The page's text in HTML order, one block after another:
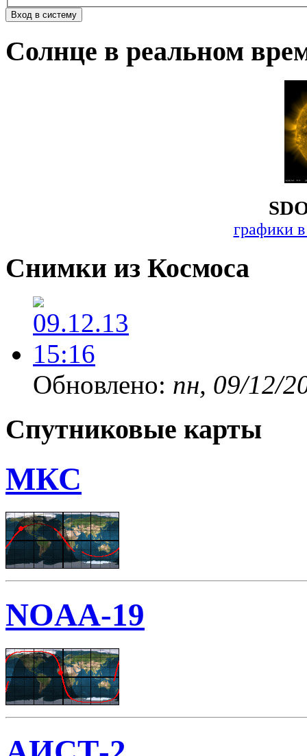
Солнце в реальном
графики
Снимки из Космоса
Обновлено: пн, 09/12/
Спутниковые карты
МКС
NOAA-19